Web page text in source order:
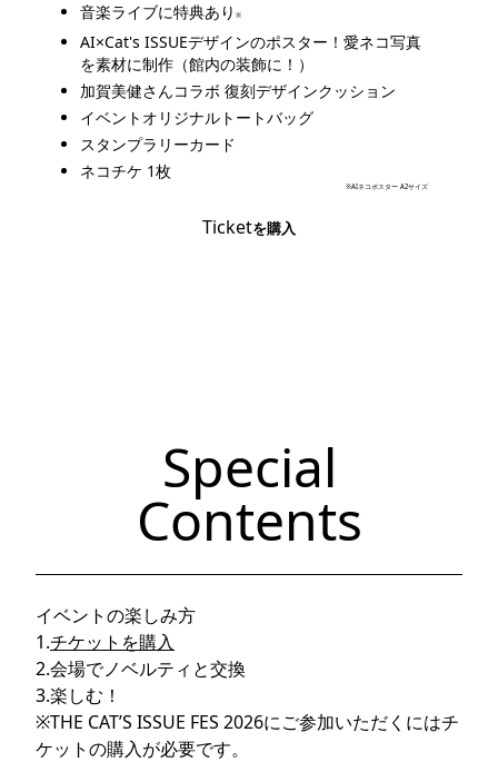
音楽ライブに特典あり ※
AI×Cat's ISSUEデザインのポスター！ 愛ネコ写真
を素材に制作（館内の装飾に！）
加賀美健さんコラボ 復刻デザインクッション
イベントオリジナルトートバッグ
スタンプラリーカード
ネコチケ 1枚
※AIネコポスター A2サイズ
Ticketを購入
Special
Contents
イベントの楽しみ方
1.チケットを購入
2.会場でノベルティと交換
3.楽しむ！
※THE CAT’S ISSUE FES 2026にご参加いただくにはチ
ケットの購入が必要です。